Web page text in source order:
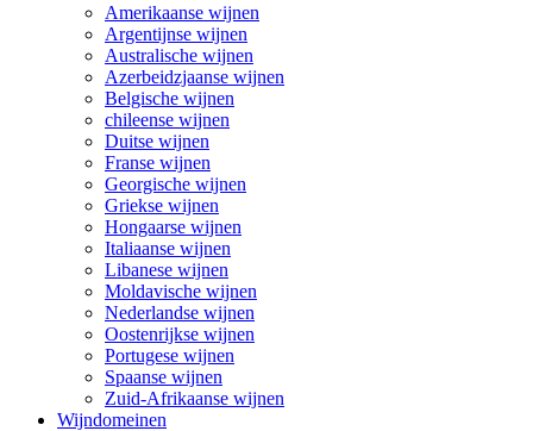
Amerikaanse wijnen
Argentijnse wijnen
Australische wijnen
Azerbeidzjaanse wijnen
Belgische wijnen
chileense wijnen
Duitse wijnen
Franse wijnen
Georgische wijnen
Griekse wijnen
Hongaarse wijnen
Italiaanse wijnen
Libanese wijnen
Moldavische wijnen
Nederlandse wijnen
Oostenrijkse wijnen
Portugese wijnen
Spaanse wijnen
Zuid-Afrikaanse wijnen
Wijndomeinen